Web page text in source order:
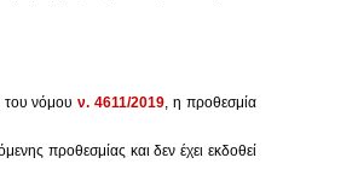
του νόμουν. 4611/2019, η προθεσμία
προθεσμίας και δεν έχει εκδοθεί